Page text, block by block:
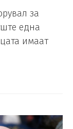
за
една
имаат